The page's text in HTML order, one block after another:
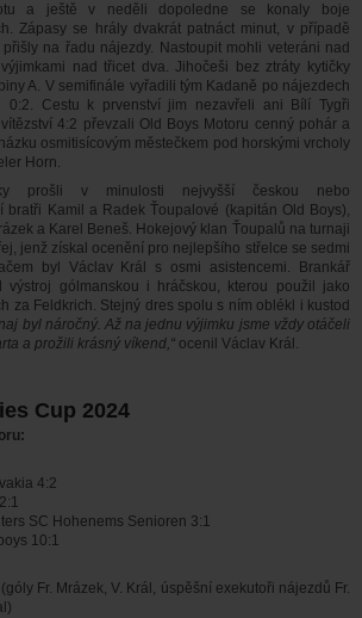
a ještě v neděli dopoledne se konaly boje
Zápasy se hrály dvakrát patnáct minut, v případě
na řadu nájezdy. Nastoupit mohli veteráni nad
nad třicet dva. Jihočeši bez ztráty kytičky
A. V semifinále vyřadili tým Kadaně po nájezdech
0:2. Cestu k prvenství jim nezavřeli ani Bílí Tygři
4:2 převzali Old Boys Motoru cenný pohár a
osmitisícovým městečkem pod horskými vrcholy
Horn.
prošli v minulosti nejvyšší českou nebo
bratři Kamil a Radek Ťoupalové (kapitán Old Boys),
a Karel Beneš. Hokejový klan Ťoupalů na turnaji
jenž získal ocenění pro nejlepšího střelce se sedmi
byl Václav Král s osmi asistencemi. Brankář
výstroj gólmanskou i hráčskou, kterou použil jako
za Feldkrich. Stejný dres spolu s ním oblékl i kustod
byl náročný. Až na jednu výjimku jsme vždy otáčeli
a prožili krásný víkend,“ ocenil Václav Král.
Cup 2024
4:2
SC Hohenems Senioren 3:1
10:1
Fr. Mrázek, V. Král, úspěšní exekutoři nájezdů Fr.